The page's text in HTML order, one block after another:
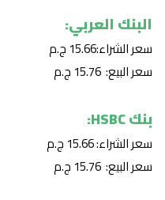
البنك العربي:
سعر الشراء:15.66 ج.م
سعر البيع: 15.76 ج.م
بنك HSBC:
سعر الشراء: 15.66 ج.م
سعر البيع: 15.76 ج.م